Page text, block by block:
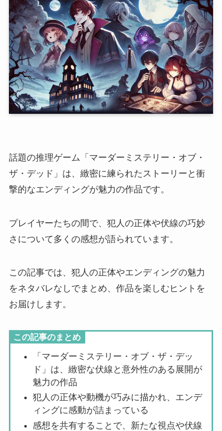
話題の推理ゲーム「マーダーミステリー・オブ・
ザ・デッド」は、緻密に練られたストーリーと衝
撃的なエンディングが魅力の作品です。
プレイヤーたちの間で、犯人の正体や伏線の巧妙
さについて多くの感想が語られています。
この記事では、犯人の正体やエンディングの魅力
をネタバレなしでまとめ、作品を楽しむヒントを
お届けします。
この記事のまとめ
「マーダーミステリー・オブ・ザ・デッ
ド」は、緻密な伏線と意外性のある展開が
魅力の作品
犯人の正体や動機が巧みに描かれ、エンデ
ィングに感動が詰まっている
感想を共有することで、新たな視点や伏線